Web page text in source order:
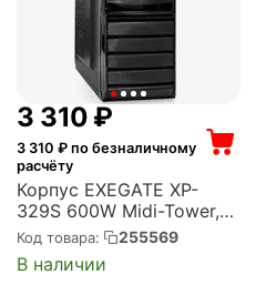
3 310 ₽
3 310 ₽ по безналичному
расчёту
Корпус EXEGATE XP-
329S 600W Midi-Tower,
600 Вт, 2xUSB 2.0,
чёрный (EX278400RUS)
Код товара: 255569
В наличии